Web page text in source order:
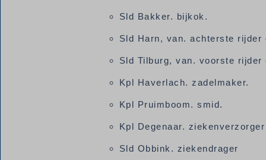
Sld Bakker. bijkok.
Sld Harn, van. achterste rijder
Sld Tilburg, van. voorste rijder
Kpl Haverlach. zadelmaker.
Kpl Pruimboom. smid.
Kpl Degenaar.
Sld Obbink. ziekendrager